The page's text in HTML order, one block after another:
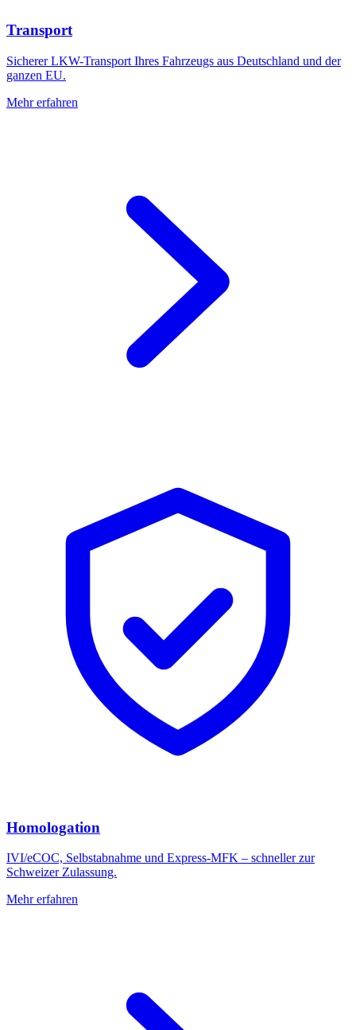
Transport
Sicherer LKW-Transport Ihres Fahrzeugs aus Deutschland und der
ganzen EU.
Mehr erfahren
Homologation
IVI/eCOC, Selbstabnahme und Express-MFK – schneller zur
Schweizer Zulassung.
Mehr erfahren